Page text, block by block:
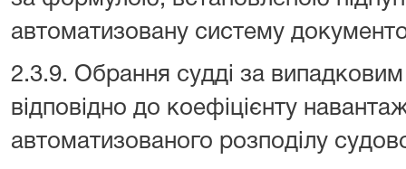
автоматизовану систему
2.3.9. Обрання судді за
відповідно до коефіцієнту
автоматизованого розподілу